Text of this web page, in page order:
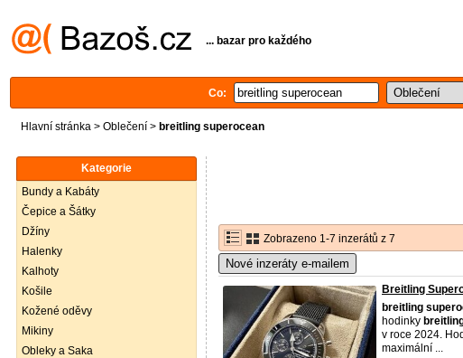
... bazar pro každého
Co:
Hlavní stránka > Oblečení > breitling superocean
Kategorie
Bundy a Kabáty
Čepice a Šátky
Džíny
Halenky
Kalhoty
Košile
Kožené oděvy
Mikiny
Obleky a Saka
Zobrazeno 1-7 inzerátů z 7
Nové inzeráty e-mailem
Breitling
breitling
hodinky
v roce 2024.
maximální ...